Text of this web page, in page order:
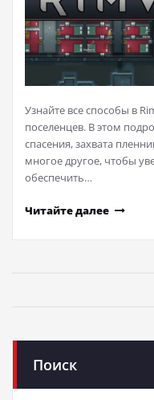
Узнайте все способы в
поселенцев. В этом
спасения, захвата
многое другое, чтобы
обеспечить…
Читайте далее
Поиск